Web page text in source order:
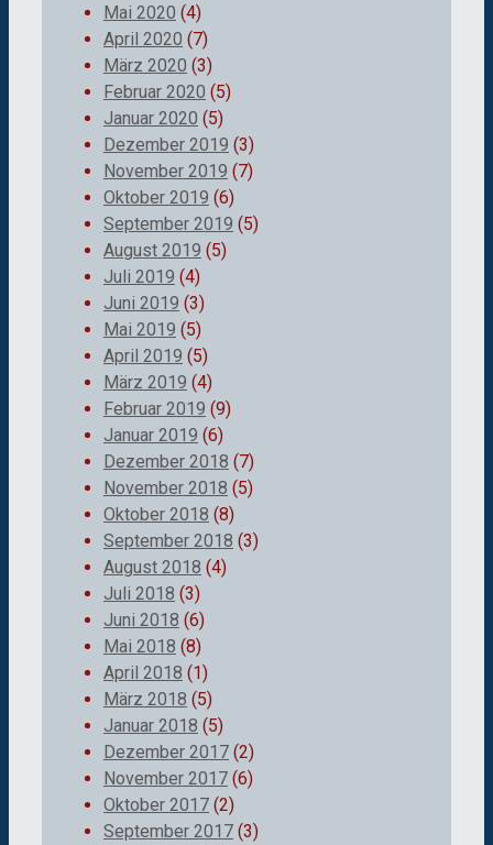
Mai 2020 (4)
April 2020 (7)
März 2020 (3)
Februar 2020 (5)
Januar 2020 (5)
Dezember 2019 (3)
November 2019 (7)
Oktober 2019 (6)
September 2019 (5)
August 2019 (5)
Juli 2019 (4)
Juni 2019 (3)
Mai 2019 (5)
April 2019 (5)
März 2019 (4)
Februar 2019 (9)
Januar 2019 (6)
Dezember 2018 (7)
November 2018 (5)
Oktober 2018 (8)
September 2018 (3)
August 2018 (4)
Juli 2018 (3)
Juni 2018 (6)
Mai 2018 (8)
April 2018 (1)
März 2018 (5)
Januar 2018 (5)
Dezember 2017 (2)
November 2017 (6)
Oktober 2017 (2)
September 2017 (3)